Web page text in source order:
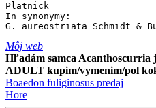
Platnick
In synonymy:
G. aureostriata Schmidt &
Môj web
Hľadám samca
ADULT kupim/vymenim/pol
Boaedon fuliginosus predaj
Hore